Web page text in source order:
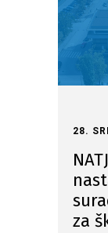
28.
za